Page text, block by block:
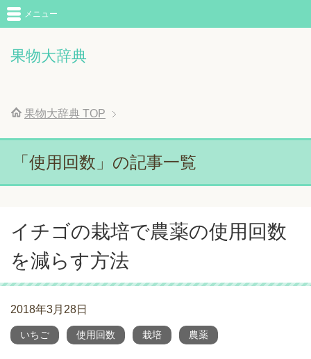
果物大辞典
メニュー
果物大辞典 TOP
「使用回数」の記事一覧
イチゴの栽培で農薬の使用回数
を減らす方法
2018年3月28日
いちご 使用回数 栽培 農薬